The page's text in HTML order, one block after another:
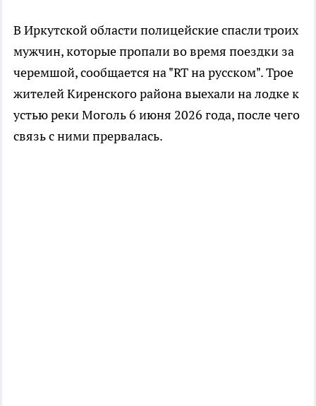
В Иркутской области полицейские спасли троих
мужчин, которые пропали во время поездки за
черемшой, сообщается на "RT на русском". Трое
жителей Киренского района выехали на лодке к
устью реки Моголь 6 июня 2026 года, после чего
связь с ними прервалась.